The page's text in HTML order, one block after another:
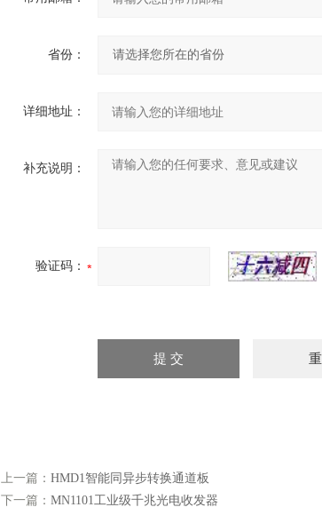
省份：
详细地址：
补充说明：
验证码：
上一篇： HMD1智能同异步转换通道板
下一篇： MN1101工业级千兆光电收发器